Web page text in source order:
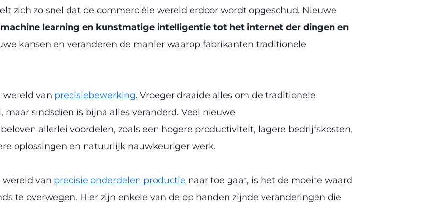
zich zo snel dat de commerciële wereld erdoor wordt opgeschud. Nieuwe
learning en kunstmatige intelligentie tot het internet der dingen en
kansen en veranderen de manier waarop fabrikanten traditionele
wereld van precisiebewerking. Vroeger draaide alles om de traditionele
sindsdien is bijna alles veranderd. Veel nieuwe
allerlei voordelen, zoals een hogere productiviteit, lagere bedrijfskosten,
oplossingen en natuurlijk nauwkeuriger werk.
van precisie onderdelen productie naar toe gaat, is het de moeite waard
te overwegen. Hier zijn enkele van de op handen zijnde veranderingen die